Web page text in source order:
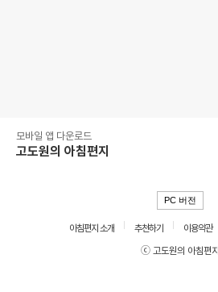
모바일 앱 다운로드
고도원의 아침편지
PC 버전
아침편지 소개 추천하기 이용약관
ⓒ 고도원의 아침편지